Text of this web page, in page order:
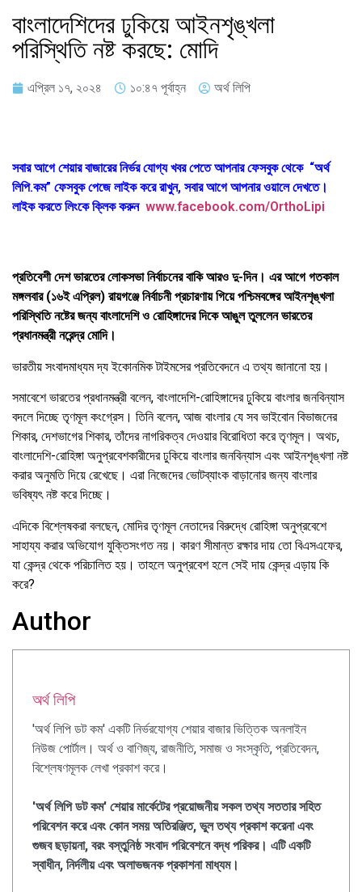
বাংলাদেশিদের ঢুকিয়ে আইনশৃঙ্খলা
পরিস্থিতি নষ্ট করছে: মোদি
এপ্রিল ১৭, ২০২৪ ১০:৪৭ পূর্বাহ্ন অর্থ লিপি
সবার আগে শেয়ার বাজারের নির্ভর যোগ্য খবর পেতে আপনার ফেসবুক থেকে “অর্থ
লিপি.কম” ফেসবুক পেজে লাইক করে রাখুন, সবার আগে আপনার ওয়ালে দেখতে।
লাইক করতে লিংকে ক্লিক করুন www.facebook.com/OrthoLipi
প্রতিবেশী দেশ ভারতের লোকসভা নির্বাচনের বাকি আরও দু-দিন। এর আগে গতকাল
মঙ্গলবার (১৬ই এপ্রিল) রায়গঞ্জে নির্বাচনী প্রচারণায় গিয়ে পশ্চিমবঙ্গের আইনশৃঙ্খলা
পরিস্থিতি নষ্টের জন্য বাংলাদেশি ও রোহিঙ্গাদের দিকে আঙুল তুললেন ভারতের
প্রধানমন্ত্রী নরেন্দ্র মোদি।
ভারতীয় সংবাদমাধ্যম দ্য ইকোনমিক টাইমসের প্রতিবেদনে এ তথ্য জানানো হয়।
সমাবেশে ভারতের প্রধানমন্ত্রী বলেন, বাংলাদেশি-রোহিঙ্গাদের ঢুকিয়ে বাংলার জনবিন্যাস
বদলে দিচ্ছে তৃণমূল কংগ্রেস। তিনি বলেন, আজ বাংলার যে সব ভাইবোন বিভাজনের
শিকার, দেশভাগের শিকার, তাঁদের নাগরিকত্ব দেওয়ার বিরোধিতা করে তৃণমূল। অথচ,
বাংলাদেশি-রোহিঙ্গা অনুপ্রবেশকারীদের ঢুকিয়ে বাংলার জনবিন্যাস এবং আইনশৃঙ্খলা নষ্ট
করার অনুমতি দিয়ে রেখেছে। এরা নিজেদের ভোটব্যাংক বাড়ানোর জন্য বাংলার
ভবিষ্যৎ নষ্ট করে দিচ্ছে।
এদিকে বিশ্লেষকরা বলছেন, মোদির তৃণমূল নেতাদের বিরুদ্ধে রোহিঙ্গা অনুপ্রবেশে
সাহায্য করার অভিযোগ যুক্তিসংগত নয়। কারণ সীমান্ত রক্ষার দায় তো বিএসএফের,
যা কেন্দ্র থেকে পরিচালিত হয়। তাহলে অনুপ্রবেশ হলে সেই দায় কেন্দ্র এড়ায় কি
করে?
Author
অর্থ লিপি
'অর্থ লিপি ডট কম' একটি নির্ভরযোগ্য শেয়ার বাজার ভিত্তিক অনলাইন
নিউজ পোর্টাল। অর্থ ও বাণিজ্য, রাজনীতি, সমাজ ও সংস্কৃতি, প্রতিবেদন,
বিশ্লেষণমূলক লেখা প্রকাশ করে।
'অর্থ লিপি ডট কম' শেয়ার মার্কেটের প্রয়োজনীয় সকল তথ্য সততার সহিত
পরিবেশন করে এবং কোন সময় অতিরঞ্জিত, ভুল তথ্য প্রকাশ করেনা এবং
গুজব ছড়ায়না, বরং বস্তুনিষ্ঠ সংবাদ পরিবেশনে বদ্ধ পরিকর। এটি একটি
স্বাধীন, নির্দলীয় এবং অলাভজনক প্রকাশনা মাধ্যম।